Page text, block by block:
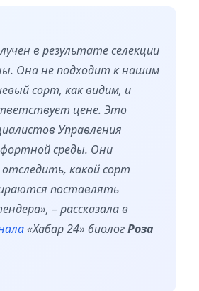
в результате селекции
Она не подходит к нашим
сорт, как видим, и
цене. Это
Управления
среды. Они
какой сорт
поставлять
– рассказала в
«Хабар 24» биологРоза